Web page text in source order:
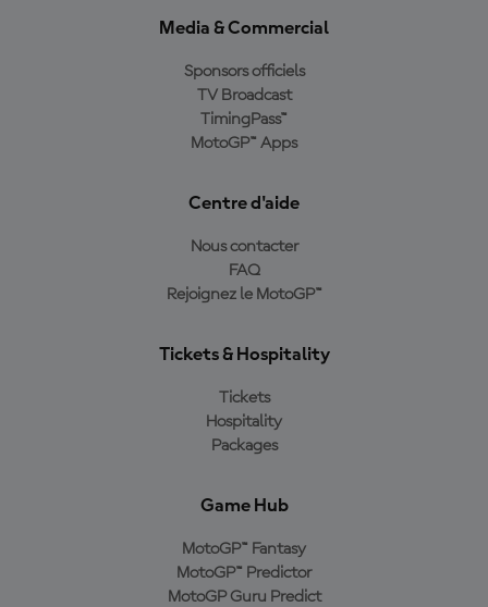
Media & Commercial
Sponsors officiels
TV Broadcast
TimingPass™
MotoGP™ Apps
Centre d'aide
Nous contacter
FAQ
Rejoignez le MotoGP™
Tickets & Hospitality
Tickets
Hospitality
Packages
Game Hub
MotoGP™ Fantasy
MotoGP™ Predictor
MotoGP Guru Predict